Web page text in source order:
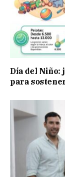
Día del Niño:
para